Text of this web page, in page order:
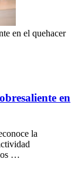
en el quehacer
en
la
…